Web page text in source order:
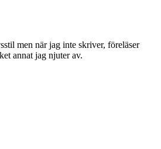
men när jag inte skriver, föreläser
annat jag njuter av.